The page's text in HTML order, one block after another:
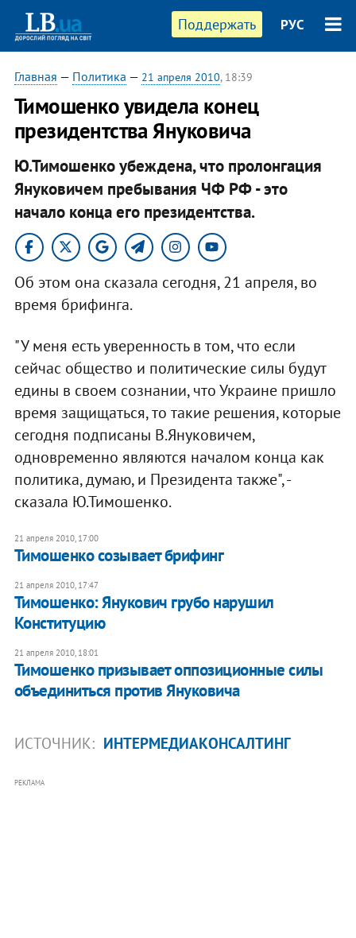
Поддержать РУС
Главная — Политика — 21 апреля 2010, 18:39
Тимошенко увидела конец
президентства Януковича
Ю.Тимошенко убеждена, что пролонгация
Януковичем пребывания ЧФ РФ - это
начало конца его президентства.
Об этом она сказала сегодня, 21 апреля, во
время брифинга.
"У меня есть уверенность в том, что если
сейчас общество и политические силы будут
едины в своем сознании, что Украине пришло
время защищаться, то такие решения, которые
сегодня подписаны В.Януковичем,
одновременно являются началом конца как
политика, думаю, и Президента также", -
сказала Ю.Тимошенко.
21 апреля 2010, 17:00
Тимошенко созывает брифинг
21 апреля 2010, 17:47
Тимошенко: Янукович грубо нарушил
Конституцию
21 апреля 2010, 18:01
Тимошенко призывает оппозиционные силы
объединиться против Януковича
ИСТОЧНИК: ИНТЕРМЕДИАКОНСАЛТИНГ
РЕКЛАМА